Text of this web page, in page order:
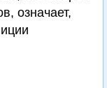
означает,